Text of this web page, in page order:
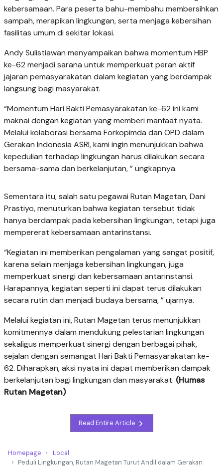
kebersamaan. Para peserta bahu-membahu membersihkan
sampah, merapikan lingkungan, serta menjaga kebersihan
fasilitas umum di sekitar lokasi.
Andy Sulistiawan menyampaikan bahwa momentum HBP
ke-62 menjadi sarana untuk memperkuat peran aktif
jajaran pemasyarakatan dalam kegiatan yang berdampak
langsung bagi masyarakat.
“Momentum Hari Bakti Pemasyarakatan ke-62 ini kami
maknai dengan kegiatan yang memberi manfaat nyata.
Melalui kolaborasi bersama Forkopimda dan OPD dalam
Gerakan Indonesia ASRI, kami ingin menunjukkan bahwa
kepedulian terhadap lingkungan harus dilakukan secara
bersama-sama dan berkelanjutan, ” ungkapnya.
Sementara itu, salah satu pegawai Rutan Magetan, Dani
Prastiyo, menuturkan bahwa kegiatan tersebut tidak
hanya berdampak pada kebersihan lingkungan, tetapi juga
mempererat kebersamaan antarinstansi.
“Kegiatan ini memberikan pengalaman yang sangat positif,
karena selain menjaga kebersihan lingkungan, juga
memperkuat sinergi dan kebersamaan antarinstansi.
Harapannya, kegiatan seperti ini dapat terus dilakukan
secara rutin dan menjadi budaya bersama, ” ujarnya.
Melalui kegiatan ini, Rutan Magetan terus menunjukkan
komitmennya dalam mendukung pelestarian lingkungan
sekaligus memperkuat sinergi dengan berbagai pihak,
sejalan dengan semangat Hari Bakti Pemasyarakatan ke-
62. Diharapkan, aksi nyata ini dapat memberikan dampak
berkelanjutan bagi lingkungan dan masyarakat. (Humas
Rutan Magetan)
Read Entire Article
Homepage
Local
Peduli Lingkungan, Rutan Magetan Turut Andil dalam Gerakan